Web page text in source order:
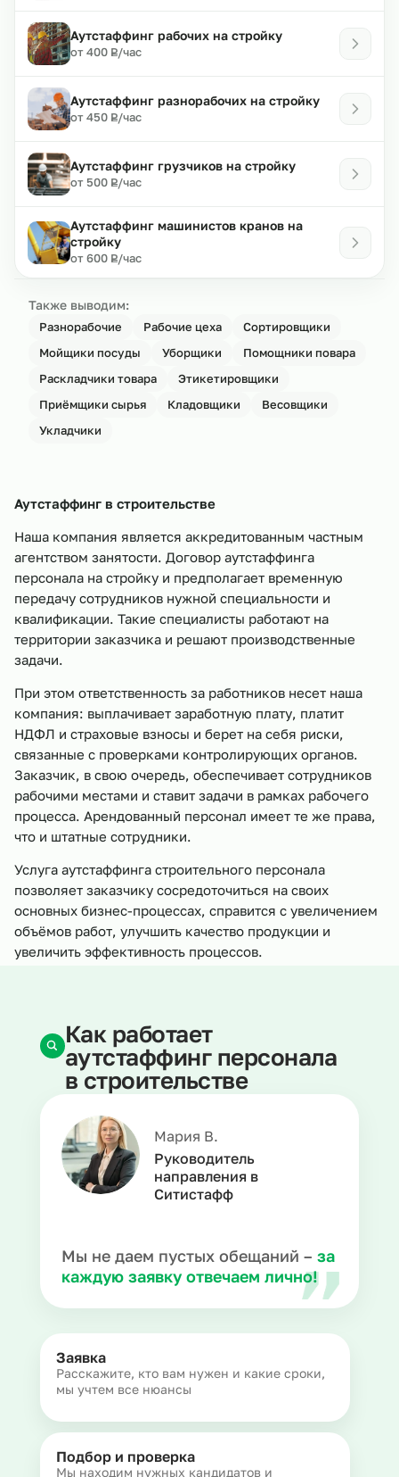
Аутстаффинг рабочих на стройку
от 400 ₽
Р/час
Аутстаффинг разнорабочих на стройку
от 450 ₽
Р/час
Аутстаффинг грузчиков на стройку
от 500 ₽
Р/час
Аутстаффинг машинистов кранов на
стройку
от 600 ₽
Р/час
Также выводим:
Разнорабочие Рабочие цеха
Сортировщики
Мойщики посуды
Уборщики
Помощники повара
Раскладчики товара
Этикетировщики
Приёмщики сырья
Кладовщики
Весовщики
Укладчики
Аутстаффинг в строительстве
Наша компания является аккредитованным частным
агентством занятости. Договор аутстаффинга
персонала на стройку и предполагает временную
передачу сотрудников нужной специальности и
квалификации. Такие специалисты работают на
территории заказчика и решают производственные
задачи.
При этом ответственность за работников несет наша
компания: выплачивает заработную плату, платит
НДФЛ и страховые взносы и берет на себя риски,
связанные с проверками контролирующих органов.
Заказчик, в свою очередь, обеспечивает сотрудников
рабочими местами и ставит задачи в рамках рабочего
процесса. Арендованный персонал имеет те же права,
что и штатные сотрудники.
Услуга аутстаффинга строительного персонала
позволяет заказчику сосредоточиться на своих
основных бизнес-процессах, справится с увеличением
объёмов работ, улучшить качество продукции и
увеличить эффективность процессов.
Мария В.
Руководитель
направления в
Ситистафф
Мы не даем пустых обещаний – за
каждую заявку отвечаем лично!
Как работает
аутстаффинг персонала
в строительстве
Заявка
Расскажите, кто вам нужен и какие сроки,
мы учтем все нюансы
Подбор и проверка
Мы находим нужных кандидатов и